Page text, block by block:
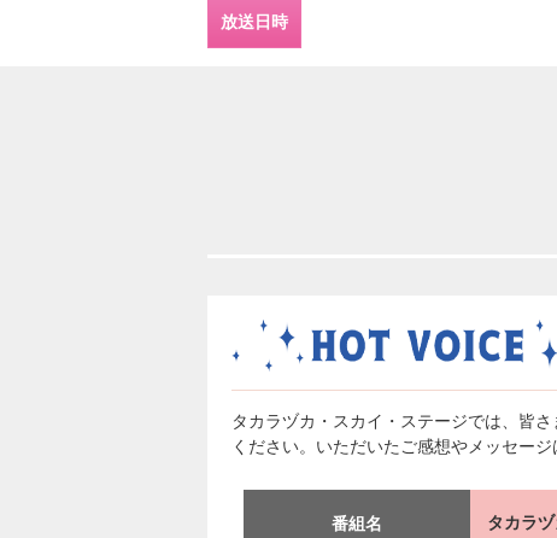
放送日時
タカラヅカ・スカイ・ステージでは、皆
ください。いただいたご感想やメッセー
番組名 タカラ